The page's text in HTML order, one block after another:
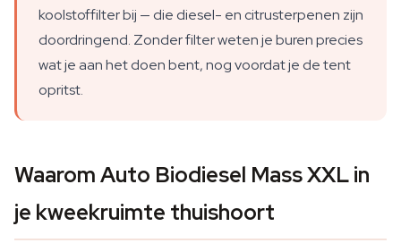
koolstoffilter bij — die diesel- en citrusterpenen zijn
doordringend. Zonder filter weten je buren precies
wat je aan het doen bent, nog voordat je de tent
opritst.
Waarom Auto Biodiesel Mass XXL in
je kweekruimte thuishoort